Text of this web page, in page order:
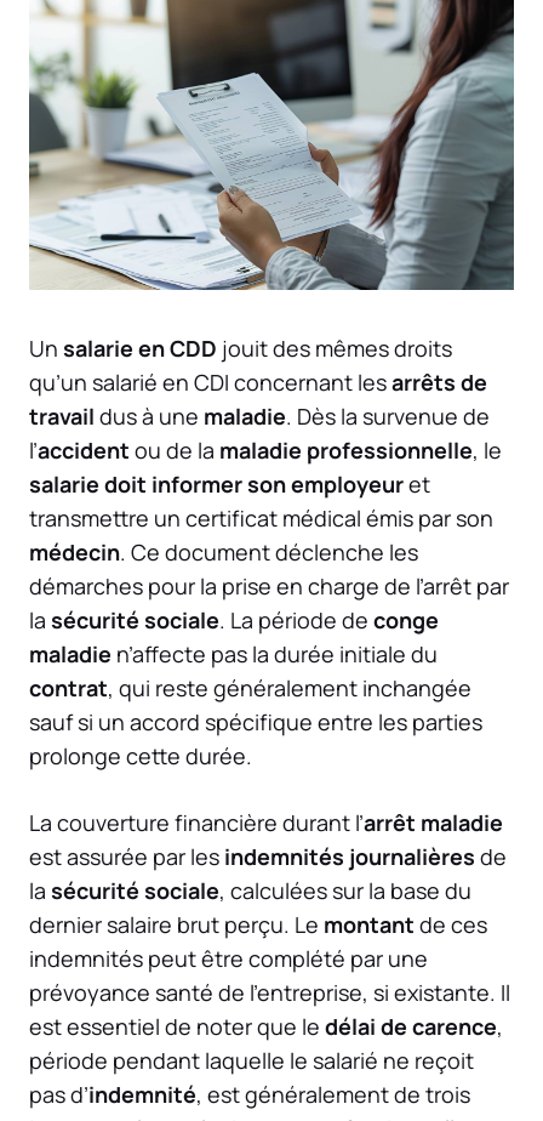
Un salarie en CDD jouit des mêmes droits
qu’un salarié en CDI concernant lesarrêts de
travail dus à une maladie. Dès la survenue de
l’accident ou de la maladie professionnelle, le
salarie doit informer son employeuret
transmettre un certificat médical émis par son
médecin. Ce document déclenche les
démarches pour la prise en charge de l’arrêt par
la sécurité sociale. La période de conge
maladie n’affecte pas la durée initiale du
contrat, qui reste généralement inchangée
sauf si un accord spécifique entre les parties
prolonge cette durée.
La couverture financière durant l’arrêt maladie
est assurée par les indemnités journalières de
la sécurité sociale, calculées sur la base du
dernier salaire brut perçu. Le montant de ces
indemnités peut être complété par une
prévoyance santé de l’entreprise, si existante. Il
est essentiel de noter que le délai de carence,
période pendant laquelle le salarié ne reçoit
pas d’indemnité, est généralement de trois